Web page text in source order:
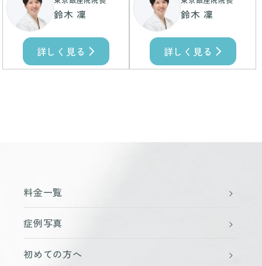
鈴木 凜
詳しく見る
鈴木 凜
詳しく見る
料金一覧
症例写真
初めての方へ